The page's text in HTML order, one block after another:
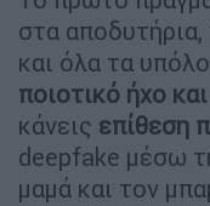
στα
και όλα τα
ποιοτικό ήχο
κάνεις επίθεση
deepfake μέσω
μαμά και τον